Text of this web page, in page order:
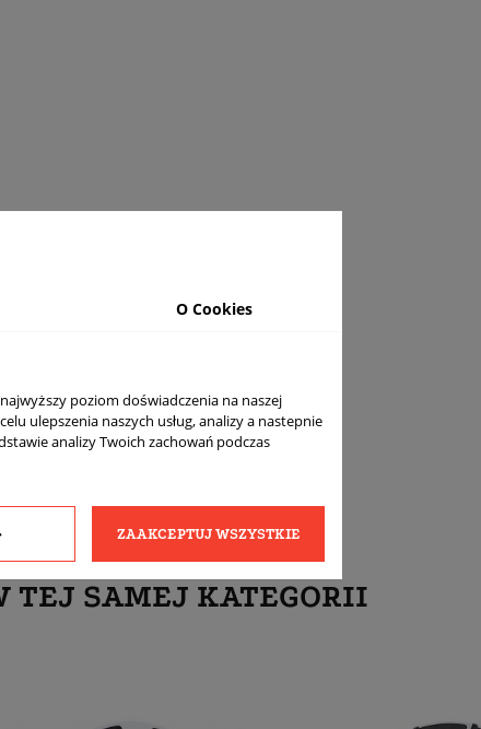
TEJ SAMEJ KATEGORII
O Cookies
poziom doświadczenia na naszej
ulepszenia naszych usług, analizy a nastepnie
analizy Twoich zachowań podczas
ZAAKCEPTUJ WSZYSTKIE